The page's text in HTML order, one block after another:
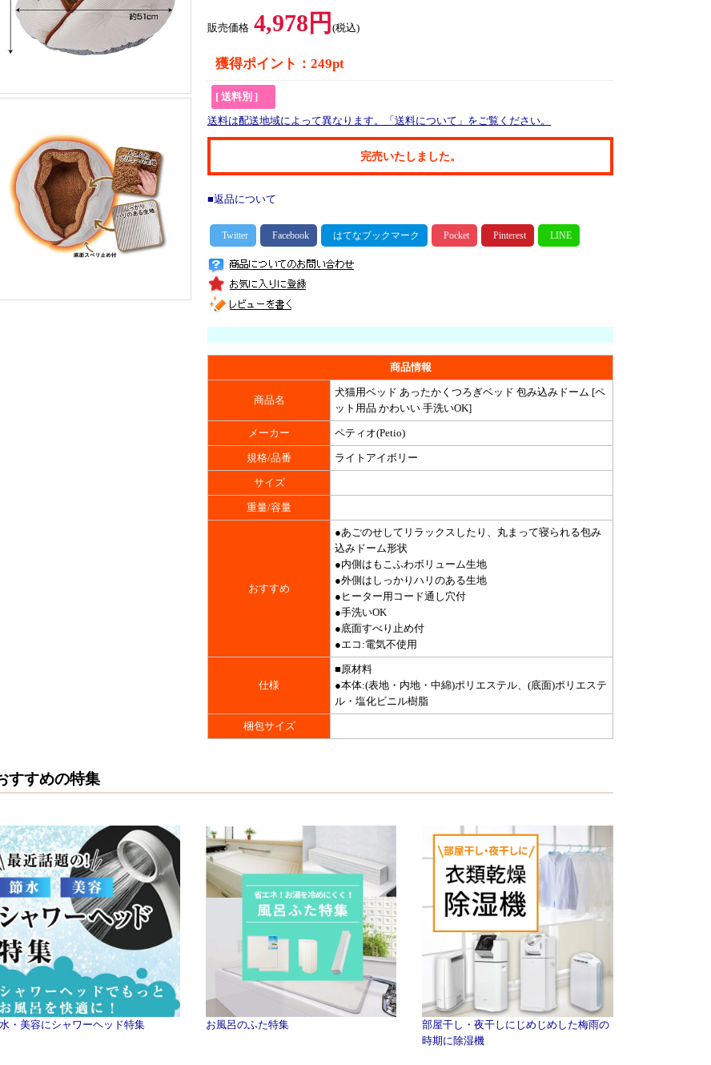
販売価格 4,978円(税込)
獲得ポイント：249pt
[ 送料別 ]
送料は配送地域によって異なります。「送料について」をご覧ください。
完売いたしました。
■返品について
商品情報
商品名
犬猫用ベッド あったかくつろぎベッド 包み込みドーム [ペ
ット用品 かわいい 手洗いOK]
メーカー ペティオ(Petio)
規格/品番 ライトアイボリー
サイズ
重量/容量
おすすめ
●あごのせしてリラックスしたり、丸まって寝られる包み
込みドーム形状
●内側はもこふわボリューム生地
●外側はしっかりハリのある生地
●ヒーター用コード通し穴付
●手洗いOK
●底面すべり止め付
●エコ:電気不使用
仕様
■原材料
●本体:(表地・内地・中綿)ポリエステル、(底面)ポリエステ
ル・塩化ビニル樹脂
梱包サイズ
すすめの特集
・美容にシャワーヘッド特集 お風呂のふた特集
部屋干し・夜干しにじめじめした梅雨の
時期に除湿機